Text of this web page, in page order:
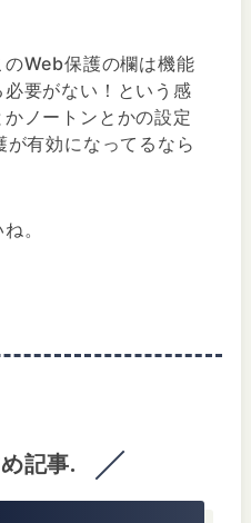
Web保護の欄は機能
要がない！という感
ノートンとかの設定
有効になってるなら
。
記事.